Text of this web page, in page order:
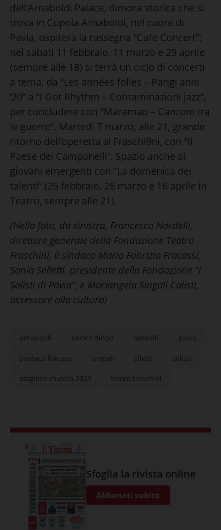
dell’Arnaboldi Palace, dimora storica che si
trova in Cupola Arnaboldi, nel cuore di
Pavia, ospiterà la rassegna “Café Concert”:
nei sabati 11 febbraio, 11 marzo e 29 aprile
(sempre alle 18) si terrà un ciclo di concerti
a tema, da “Les années folles – Parigi anni
’20” a “I Got Rhythm – Contaminazioni jazz”,
per concludere con “Maramao – Canzoni tra
le guerre”. Martedì 7 marzo, alle 21, grande
ritorno dell’operetta al Fraschi9ni, con “Il
Paese dei Campanelli”. Spazio anche ai
giovani emergenti con “La domenica dei
talenti” (26 febbraio, 26 marzo e 16 aprile in
Teatro, sempre alle 21).
(Nella foto, da sinistra, Francesco Nardelli,
direttore generale della Fondazione Teatro
Fraschini, il sindaco Mario Fabrizio Fracassi,
Sonia Selletti, presidente della Fondazione “I
Solisti di Pavia”, e Mariangela Singali Calisti,
assessore alla cultura)
arnaboldi enrico dindo nardelli pavia
sindaco fracassi singali slletti solisti
stagione musica 2023 teatro fraschini
Sfoglia la rivista online
Abbonati subito